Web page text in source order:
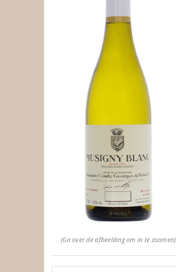
(Ga over de afbeelding om in te zoomen)